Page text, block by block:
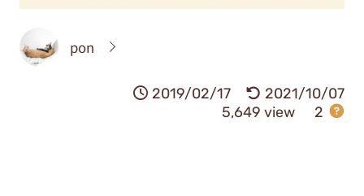
pon
2019/02/17
2021/10/07
5,649 view
2